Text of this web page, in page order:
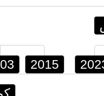
2015